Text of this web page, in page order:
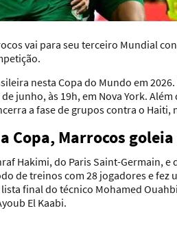
vai para seu terceiro Mundial
nesta Copa do Mundo em
junho, às 19h, em Nova York.
a fase de grupos contra o Haiti,
Copa, Marrocos
Hakimi, do Paris Saint-Germain, e
de treinos com 28 jogadores e fez
final do técnico Mohamed
El Kaabi.